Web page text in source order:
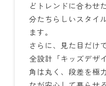
どトレンドに合わせ
分たちらしいスタイ
ます。
さらに、見た目だけ
全設計「キッズデザ
角は丸く、段差を極